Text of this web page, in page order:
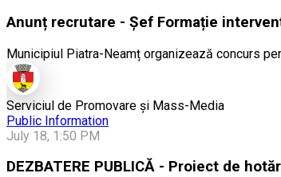
Anunț recrutare - Șef Formație
Municipiul Piatra-Neamț organizează concurs
Serviciul de Promovare și Mass-Media
Public Information
July 18, 1:50 PM
DEZBATERE PUBLICĂ - Proiect de